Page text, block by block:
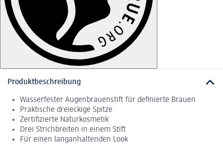
Produktbeschreibung
Wasserfester Augenbrauenstift für definierte Brauen
Praktische dreieckige Spitze
Zertifizierte Naturkosmetik
Drei Strichbreiten in einem Stift
Für einen langanhaltenden Look